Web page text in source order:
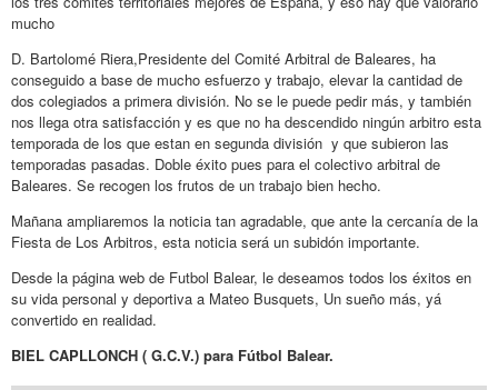
mucho
D. Bartolomé Riera,Presidente del Comité Arbitral de Baleares, ha
conseguido a base de mucho esfuerzo y trabajo, elevar la cantidad de
dos colegiados a primera división. No se le puede pedir más, y también
nos llega otra satisfacción y es que no ha descendido ningún arbitro esta
temporada de los que estan en segunda división y que subieron las
temporadas pasadas. Doble éxito pues para el colectivo arbitral de
Baleares. Se recogen los frutos de un trabajo bien hecho.
Mañana ampliaremos la noticia tan agradable, que ante la cercanía de la
Fiesta de Los Arbitros, esta noticia será un subidón importante.
Desde la página web de Futbol Balear, le deseamos todos los éxitos en
su vida personal y deportiva a Mateo Busquets, Un sueño más, yá
convertido en realidad.
BIEL CAPLLONCH ( G.C.V.) para Fútbol Balear.